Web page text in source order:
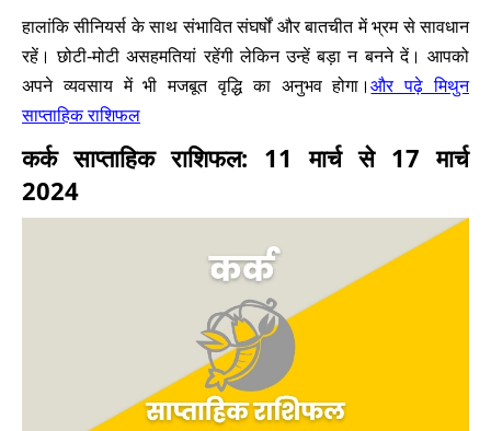
हालांकि सीनियर्स के साथ संभावित संघर्षों और बातचीत में भ्रम से सावधान
रहें। छोटी-मोटी असहमतियां रहेंगी लेकिन उन्हें बड़ा न बनने दें। आपको
अपने व्यवसाय में भी मजबूत वृद्धि का अनुभव होगा।और पढ़े मिथुन
साप्ताहिक राशिफल
कर्क साप्ताहिक राशिफल: 11 मार्च से 17 मार्च
2024